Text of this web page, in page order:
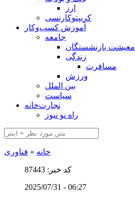
ارز
کریپتوکارنسی
آموزش کسب‌وکار
جامعه
معیشت بازنشستگان
زندگی
مسافرت
ورزش
بین الملل
سیاست
تجارت‌خانه
راه نو نیوز
خانه » فناوری
کد خبر: 87443
2025/07/31 - 06:27